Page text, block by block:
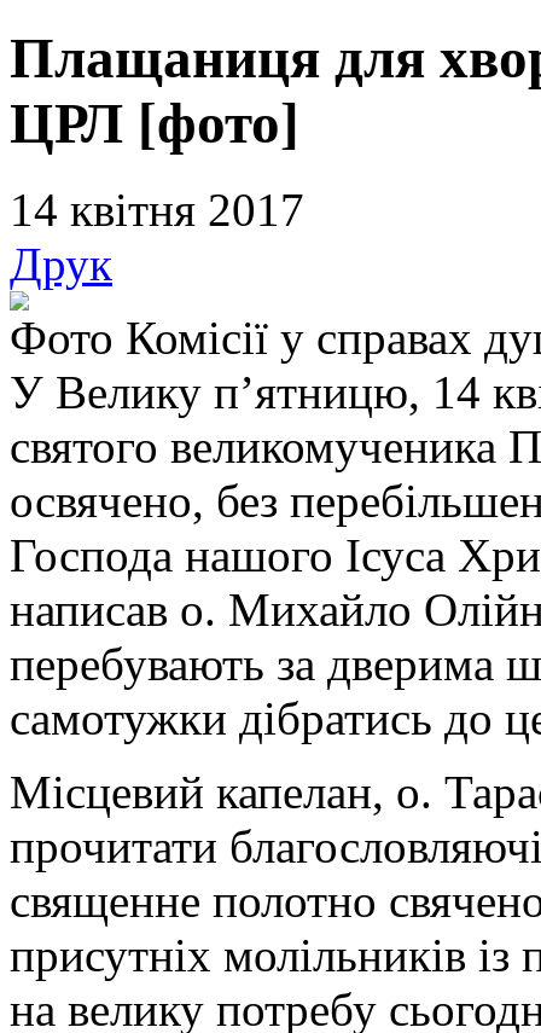
Плащаниця для
ЦРЛ [фото]
14 квітня 2017
Друк
Фото Комісії у справах
У Велику п’ятницю, 14
святого великомученика
освячено, без
Господа нашого Ісуса
написав о. Михайло
перебувають за дверима
самотужки дібратись до
Місцевий капелан, о.
прочитати
священне полотно
присутніх молільників
на велику потребу